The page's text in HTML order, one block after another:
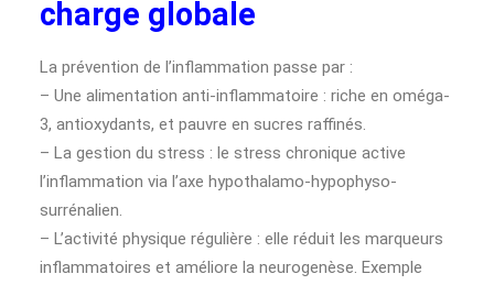
charge globale
La prévention de l’inflammation passe par :
– Une alimentation anti-inflammatoire : riche en oméga-
3, antioxydants, et pauvre en sucres raffinés.
– La gestion du stress : le stress chronique active
l’inflammation via l’axe hypothalamo-hypophyso-
surrénalien.
– L’activité physique régulière : elle réduit les marqueurs
inflammatoires et améliore la neurogenèse. Exemple